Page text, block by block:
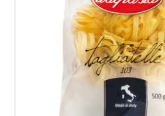
VÕTA ÜHENDUST